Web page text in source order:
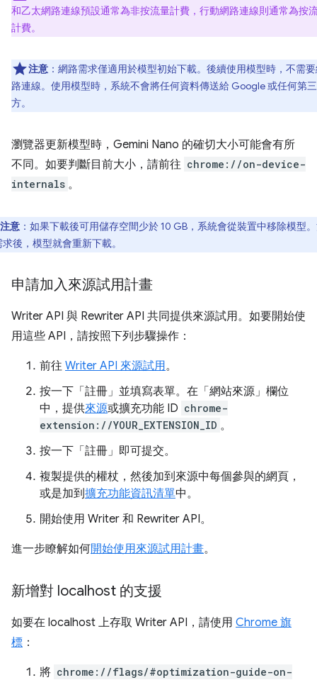
和乙太網路連線預設通常為非按流量計費，行動網路連線則通常為按
計費。
注意 ：網路需求僅適用於模型初始下載。後續使用模型時，不需
路連線。使用模型時，系統不會將任何資料傳送給 Google 或任何第三
方。
瀏覽器更新模型時，Gemini Nano 的確切大小可能會有所
不同。如要判斷目前大小，請前往 chrome://on-device-
internals 。
注意 ：如果下載後可用儲存空間少於 10 GB，系統會從裝置中移除模型
後，模型就會重新下載。
申請加入來源試用計畫
Writer API 與 Rewriter API 共同提供來源試用。如要開始使
用這些 API，請按照下列步驟操作：
前往 Writer API 來源試用。
按一下「註冊」 並填寫表單。在「網站來源」欄位
中，提供來源或擴充功能 ID chrome-
extension://YOUR_EXTENSION_ID 。
按一下「註冊」 即可提交。
複製提供的權杖，然後加到來源中每個參與的網頁，
或是加到擴充功能資訊清單中。
開始使用 Writer 和 Rewriter API。
進一步瞭解如何開始使用來源試用計畫。
新增對 localhost 的支援
如要在 localhost 上存取 Writer API，請使用 Chrome 旗
標 ：
將 chrome://flags/#optimization-guide-on-